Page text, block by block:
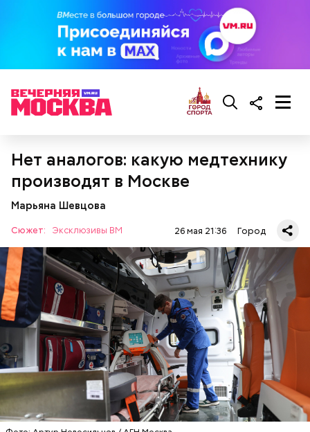
Нет аналогов: какую медтехнику
производят в Москве
Марьяна Шевцова
Сюжет: Эксклюзивы ВМ 26 мая 21:36 Город
Есть и новинки
Кинопарк «Москино» / Фото: Пресс-служба Московского
кинокластера